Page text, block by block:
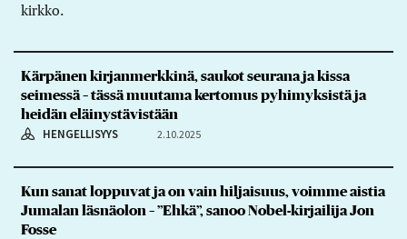
kirkko.
Kärpänen kirjanmerkkinä, saukot seurana ja kissa
seimessä – tässä muutama kertomus pyhimyksistä ja
heidän eläinystävistään
HENGELLISYYS 2.10.2025
Kun sanat loppuvat ja on vain hiljaisuus, voimme aistia
Jumalan läsnäolon – ”Ehkä”, sanoo Nobel-kirjailija Jon
Fosse